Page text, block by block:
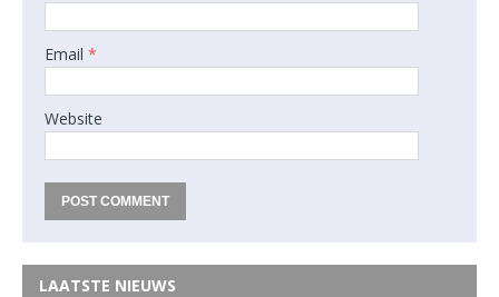
Email *
Website
LAATSTE NIEUWS